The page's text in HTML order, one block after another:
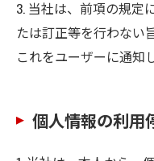
3. 当社は、前項の規定
たは訂正等を行わない
これをユーザーに通知
個人情報の利用